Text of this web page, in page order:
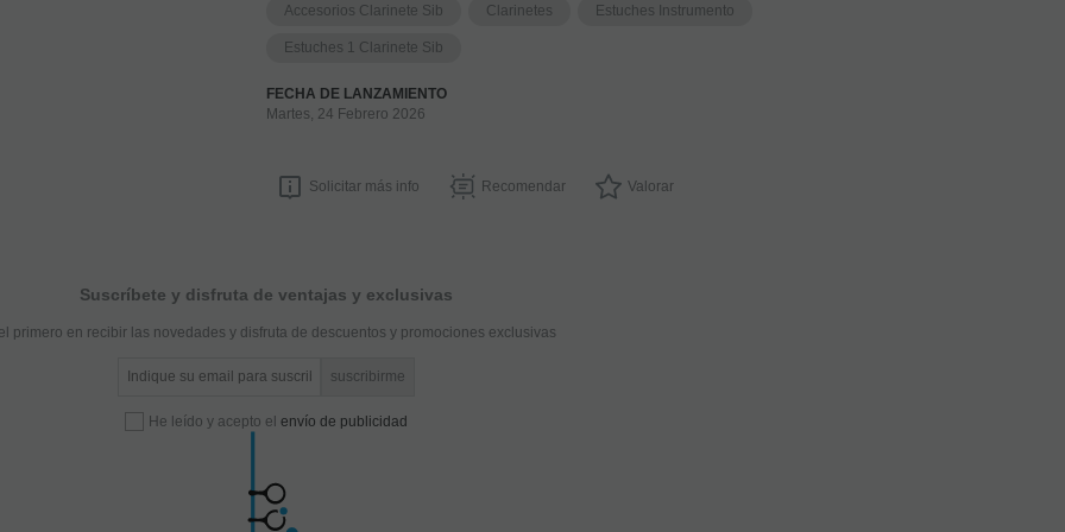
Accesorios Clarinete Sib Clarinetes Estuches Instrumento
Estuches 1 Clarinete Sib
FECHA DE LANZAMIENTO
Martes, 24 Febrero 2026
Solicitar más info Recomendar Valorar
Suscríbete y disfruta de ventajas y exclusivas
primero en recibir las novedades y disfruta de descuentos y promociones exclusivas
He leído y acepto el envío de publicidad